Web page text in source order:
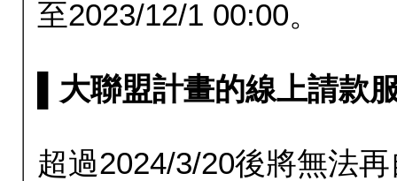
至2023/12/1 00:00。
▌大聯盟計畫的線上請款
超過2024/3/20後將無法